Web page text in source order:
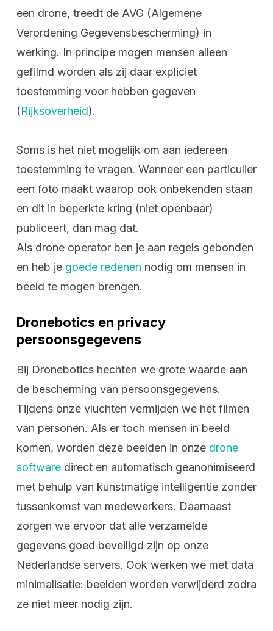
een drone, treedt de AVG (Algemene
Verordening Gegevensbescherming) in
werking. In principe mogen mensen alleen
gefilmd worden als zij daar expliciet
toestemming voor hebben gegeven
(Rijksoverheid).
Soms is het niet mogelijk om aan iedereen
toestemming te vragen. Wanneer een particulier
een foto maakt waarop ook onbekenden staan
en dit in beperkte kring (niet openbaar)
publiceert, dan mag dat.
Als drone operator ben je aan regels gebonden
en heb je goede redenen nodig om mensen in
beeld te mogen brengen.
Dronebotics en privacy
persoonsgegevens
Bij Dronebotics hechten we grote waarde aan
de bescherming van persoonsgegevens.
Tijdens onze vluchten vermijden we het filmen
van personen. Als er toch mensen in beeld
komen, worden deze beelden in onze drone
softwaredirect en automatisch geanonimiseerd
met behulp van kunstmatige intelligentie zonder
tussenkomst van medewerkers. Daarnaast
zorgen we ervoor dat alle verzamelde
gegevens goed beveiligd zijn op onze
Nederlandse servers. Ook werken we met data
minimalisatie: beelden worden verwijderd zodra
ze niet meer nodig zijn.